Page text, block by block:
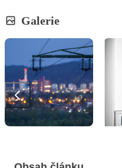
Galerie